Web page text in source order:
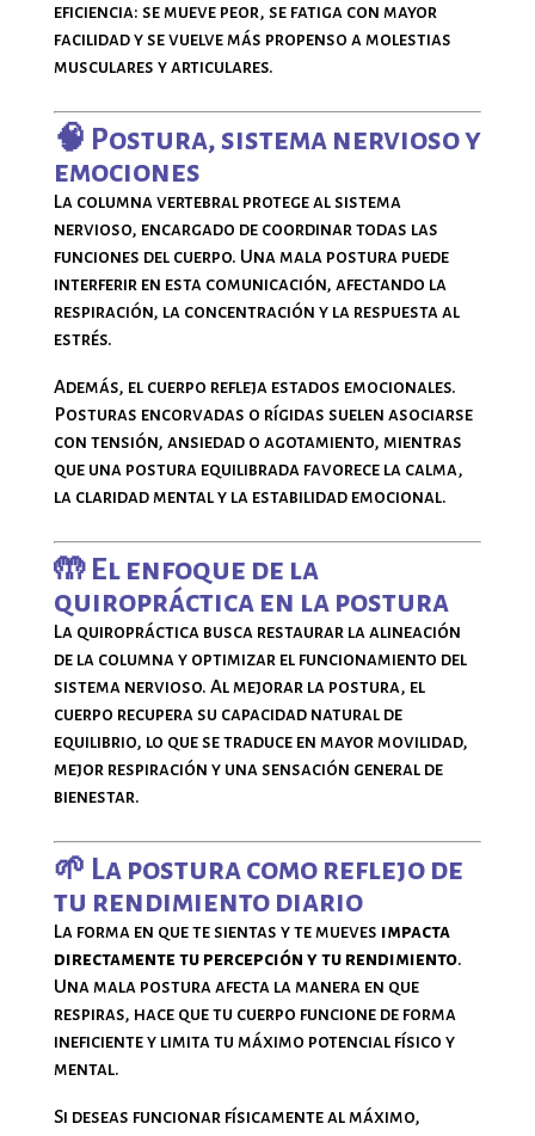
eficiencia: se mueve peor, se fatiga con mayor
facilidad y se vuelve más propenso a molestias
musculares y articulares.
🧠 Postura, sistema nervioso y
emociones
La columna vertebral protege al sistema
nervioso, encargado de coordinar todas las
funciones del cuerpo. Una mala postura puede
interferir en esta comunicación, afectando la
respiración, la concentración y la respuesta al
estrés.
Además, el cuerpo refleja estados emocionales.
Posturas encorvadas o rígidas suelen asociarse
con tensión, ansiedad o agotamiento, mientras
que una postura equilibrada favorece la calma,
la claridad mental y la estabilidad emocional.
🤲 El enfoque de la
quiropráctica en la postura
La quiropráctica busca restaurar la alineación
de la columna y optimizar el funcionamiento del
sistema nervioso. Al mejorar la postura, el
cuerpo recupera su capacidad natural de
equilibrio, lo que se traduce en mayor movilidad,
mejor respiración y una sensación general de
bienestar.
🌱 La postura como reflejo de
tu rendimiento diario
La forma en que te sientas y te mueves impacta
directamente tu percepción y tu rendimiento.
Una mala postura afecta la manera en que
respiras, hace que tu cuerpo funcione de forma
ineficiente y limita tu máximo potencial físico y
mental.
Si deseas funcionar físicamente al máximo,